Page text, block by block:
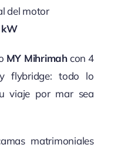
del motor
MY Mihrimahcon 4
flybridge: todo lo
viaje por mar sea
matrimoniales